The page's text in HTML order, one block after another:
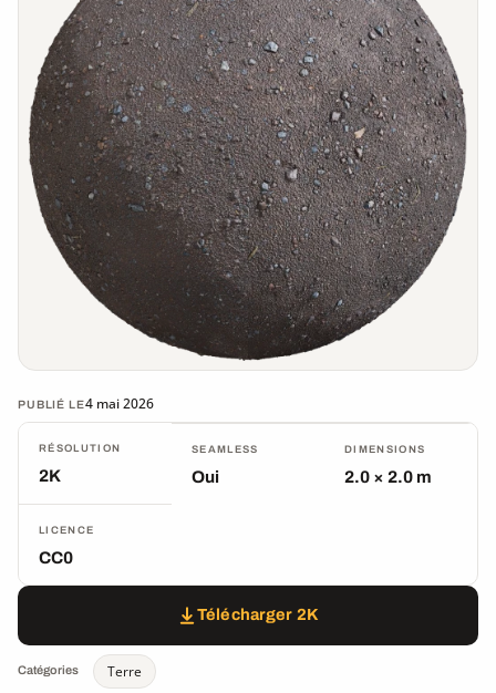
PUBLIÉ LE4 mai 2026
RÉSOLUTION
2K
SEAMLESS
Oui
DIMENSIONS
2.0 × 2.0 m
LICENCE
CC0
Télécharger 2K
Catégories Terre